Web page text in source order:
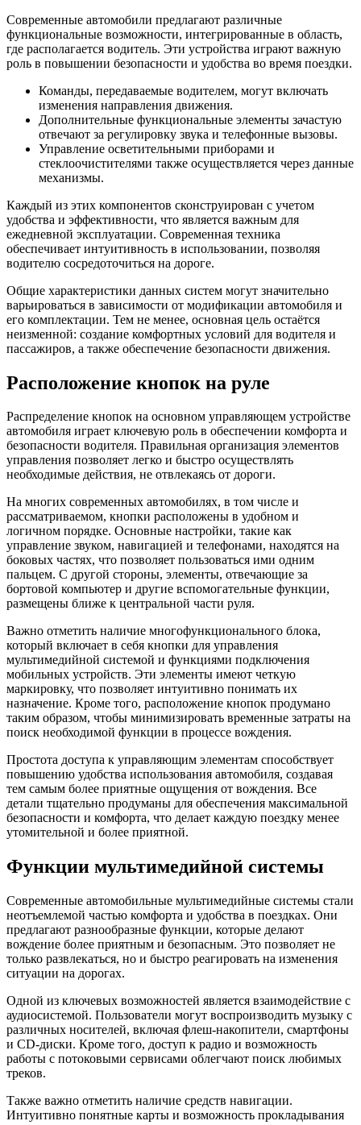
Современные автомобили предлагают различные
функциональные возможности, интегрированные в область,
где располагается водитель. Эти устройства играют важную
роль в повышении безопасности и удобства во время поездки.
Команды, передаваемые водителем, могут включать
изменения направления движения.
Дополнительные функциональные элементы зачастую
отвечают за регулировку звука и телефонные вызовы.
Управление осветительными приборами и
стеклоочистителями также осуществляется через данные
механизмы.
Каждый из этих компонентов сконструирован с учетом
удобства и эффективности, что является важным для
ежедневной эксплуатации. Современная техника
обеспечивает интуитивность в использовании, позволяя
водителю сосредоточиться на дороге.
Общие характеристики данных систем могут значительно
варьироваться в зависимости от модификации автомобиля и
его комплектации. Тем не менее, основная цель остаётся
неизменной: создание комфортных условий для водителя и
пассажиров, а также обеспечение безопасности движения.
Расположение кнопок на руле
Распределение кнопок на основном управляющем устройстве
автомобиля играет ключевую роль в обеспечении комфорта и
безопасности водителя. Правильная организация элементов
управления позволяет легко и быстро осуществлять
необходимые действия, не отвлекаясь от дороги.
На многих современных автомобилях, в том числе и
рассматриваемом, кнопки расположены в удобном и
логичном порядке. Основные настройки, такие как
управление звуком, навигацией и телефонами, находятся на
боковых частях, что позволяет пользоваться ими одним
пальцем. С другой стороны, элементы, отвечающие за
бортовой компьютер и другие вспомогательные функции,
размещены ближе к центральной части руля.
Важно отметить наличие многофункционального блока,
который включает в себя кнопки для управления
мультимедийной системой и функциями подключения
мобильных устройств. Эти элементы имеют четкую
маркировку, что позволяет интуитивно понимать их
назначение. Кроме того, расположение кнопок продумано
таким образом, чтобы минимизировать временные затраты на
поиск необходимой функции в процессе вождения.
Простота доступа к управляющим элементам способствует
повышению удобства использования автомобиля, создавая
тем самым более приятные ощущения от вождения. Все
детали тщательно продуманы для обеспечения максимальной
безопасности и комфорта, что делает каждую поездку менее
утомительной и более приятной.
Функции мультимедийной системы
Современные автомобильные мультимедийные системы стали
неотъемлемой частью комфорта и удобства в поездках. Они
предлагают разнообразные функции, которые делают
вождение более приятным и безопасным. Это позволяет не
только развлекаться, но и быстро реагировать на изменения
ситуации на дорогах.
Одной из ключевых возможностей является взаимодействие с
аудиосистемой. Пользователи могут воспроизводить музыку с
различных носителей, включая флеш-накопители, смартфоны
и CD-диски. Кроме того, доступ к радио и возможность
работы с потоковыми сервисами облегчают поиск любимых
треков.
Также важно отметить наличие средств навигации.
Интуитивно понятные карты и возможность прокладывания